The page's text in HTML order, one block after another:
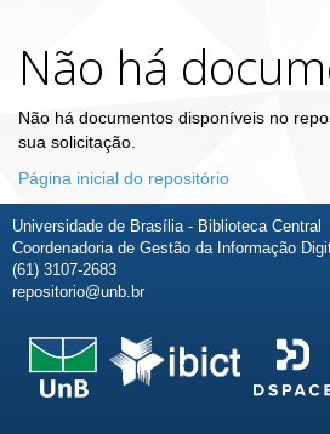
Não há
Não há documentos disponíveis no
sua solicitação.
Página inicial do repositório
Universidade de Brasília - Biblioteca Central
Coordenadoria de Gestão da Informação
(61) 3107-2683
repositorio@unb.br